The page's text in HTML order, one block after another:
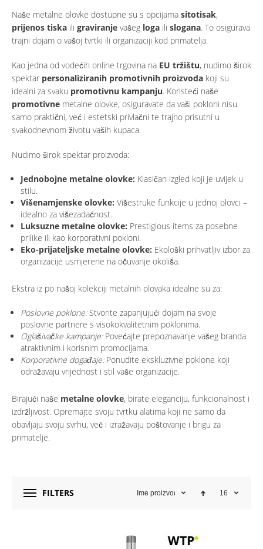
Naše metalne olovke dostupne su s opcijama sitotisak,
prijenos tiska ili graviranje vašeg loga ili slogana. To osigurava
trajni dojam o vašoj tvrtki ili organizaciji kod primatelja.
Kao jedna od vodećih online trgovina na EU tržištu, nudimo širok
spektar personaliziranih promotivnih proizvoda koji su
idealni za svaku promotivnu kampanju. Koristeći naše
promotivne metalne olovke, osiguravate da vaši pokloni nisu
samo praktični, već i estetski privlačni te trajno prisutni u
svakodnevnom životu vaših kupaca.
Nudimo širok spektar proizvoda:
Jednobojne metalne olovke: Klasičan izgled koji je uvijek u
stilu.
Višenamjenske olovke: Višestruke funkcije u jednoj olovci –
idealno za višezadaćnost.
Luksuzne metalne olovke: Prestigious items za posebne
prilike ili kao korporativni pokloni.
Eko-prijateljske metalne olovke: Ekološki prihvatljiv izbor za
organizacije usmjerene na očuvanje okoliša.
Ekstra iz po našoj kolekciji metalnih olovaka idealne su za:
Poslovne poklone:Stvorite zapanjujući dojam na svoje
poslovne partnere s visokokvalitetnim poklonima.
Oglašivačke kampanje:Povećajte prepoznavanje vašeg branda
atraktivnim i korisnim promocijama.
Korporativne događaje:Ponudite ekskluzivne poklone koji
odražavaju vrijednost i stil vaše organizacije.
Birajući naše metalne olovke, birate eleganciju, funkcionalnost i
izdržljivost. Opremajte svoju tvrtku alatima koji ne samo da
obavljaju svoju svrhu, već i izražavaju poštovanje i brigu za
primatelje.
FILTERS Ime proizvoda 16